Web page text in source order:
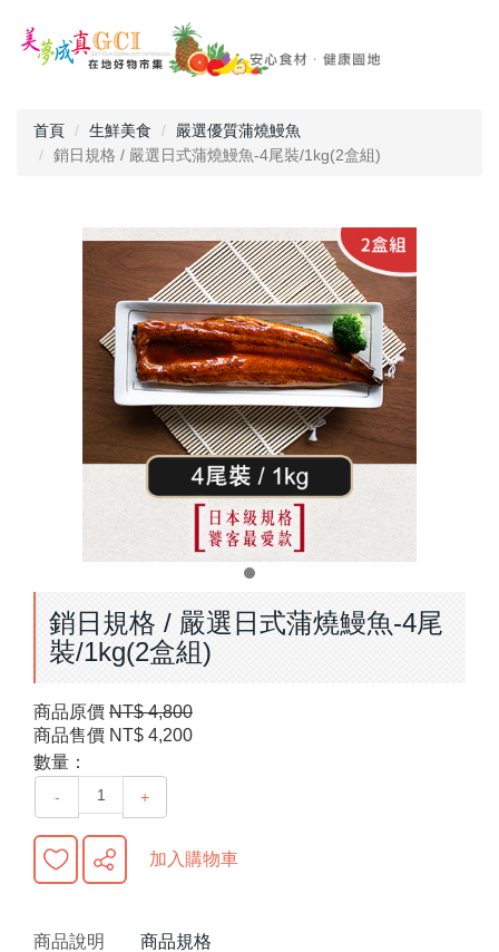
首頁 生鮮美食
嚴選優質蒲燒鰻魚
銷日規格 / 嚴選日式蒲燒鰻魚-4尾裝/1kg(2盒組)
銷日規格 / 嚴選日式蒲燒鰻魚-4尾
裝/1kg(2盒組)
商品原價 NT$ 4,800
商品售價 NT$ 4,200
數量：
- +
加入購物車
商品說明 商品規格